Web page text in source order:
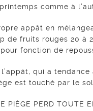
comme à
appât en
de fruits rouges 20 à
fonction de
qui a
est touché par le
PIÈGE PERD TOUTE